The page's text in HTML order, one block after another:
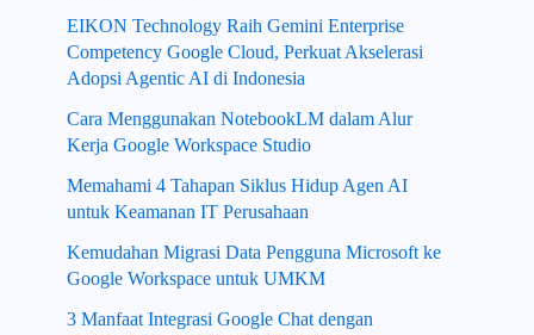
EIKON Technology Raih Gemini Enterprise
Competency Google Cloud, Perkuat Akselerasi
Adopsi Agentic AI di Indonesia
Cara Menggunakan NotebookLM dalam Alur
Kerja Google Workspace Studio
Memahami 4 Tahapan Siklus Hidup Agen AI
untuk Keamanan IT Perusahaan
Kemudahan Migrasi Data Pengguna Microsoft ke
Google Workspace untuk UMKM
3 Manfaat Integrasi Google Chat dengan